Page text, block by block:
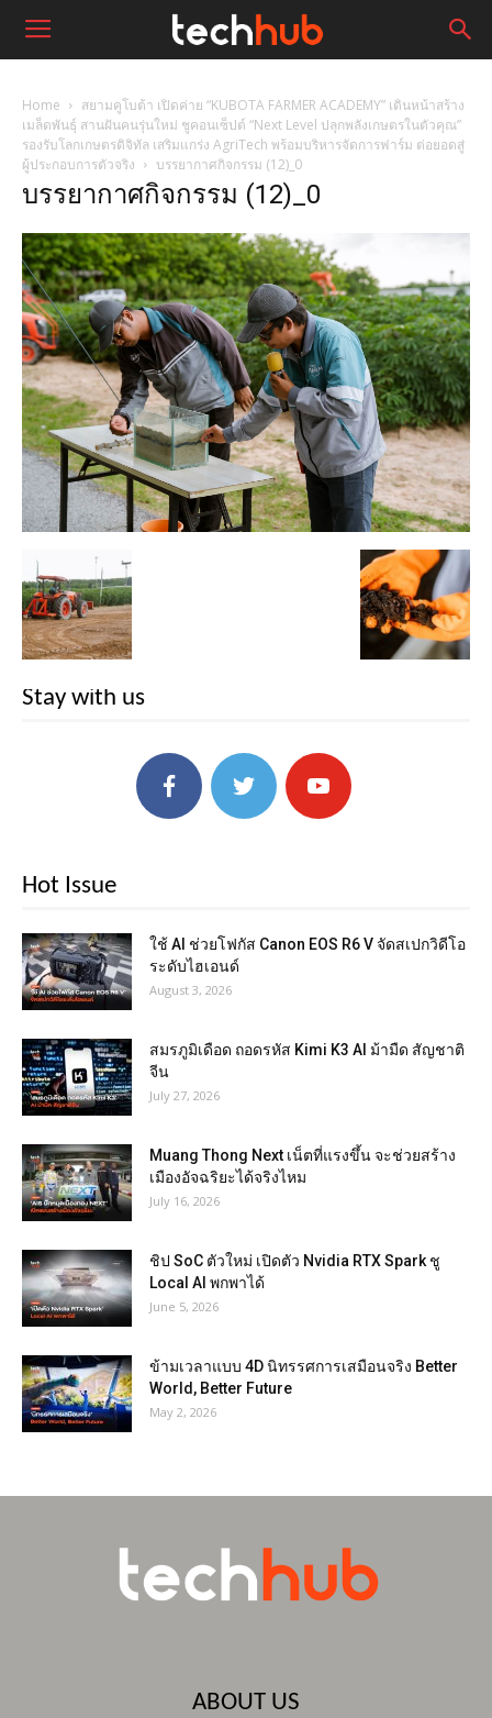
Home
สยามคูโบต้า เปิดค่าย “KUBOTA FARMER ACADEMY” เดินหน้าสร้าง
เมล็ดพันธุ์ สานฝันคนรุ่นใหม่ ชูคอนเซ็ปต์ “Next Level ปลุกพลังเกษตรในตัวคุณ”
รองรับโลกเกษตรดิจิทัล เสริมแกร่ง AgriTech พร้อมบริหารจัดการฟาร์ม ต่อยอดสู่
ผู้ประกอบการตัวจริง
บรรยากาศกิจกรรม (12)_0
บรรยากาศกิจกรรม (12)_0
Stay with us
Hot Issue
ใช้ AI ช่วยโฟกัส Canon EOS R6 V จัดสเปกวิดีโอ
ระดับไฮเอนด์
August 3, 2026
สมรภูมิเดือด ถอดรหัส Kimi K3 AI ม้ามืด สัญชาติ
จีน
July 27, 2026
Muang Thong Next เน็ตที่แรงขึ้น จะช่วยสร้าง
เมืองอัจฉริยะได้จริงไหม
July 16, 2026
ชิป SoC ตัวใหม่ เปิดตัว Nvidia RTX Spark ชู
Local AI พกพาได้
June 5, 2026
ข้ามเวลาแบบ 4D นิทรรศการเสมือนจริง Better
World, Better Future
May 2, 2026
ABOUT US